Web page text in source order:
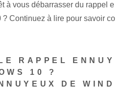
à vous débarrasser du rappel e
Continuez à lire pour savoir co
RAPPEL ENNUY
10 ?
DE WIND